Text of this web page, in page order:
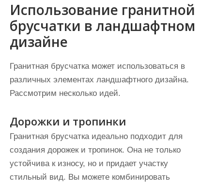
Использование гранитной
брусчатки в ландшафтном
дизайне
Гранитная брусчатка может использоваться в
различных элементах ландшафтного дизайна.
Рассмотрим несколько идей.
Дорожки и тропинки
Гранитная брусчатка идеально подходит для
создания дорожек и тропинок. Она не только
устойчива к износу, но и придает участку
стильный вид. Вы можете комбинировать